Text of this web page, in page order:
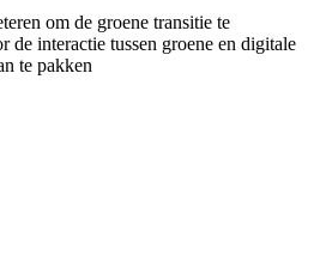
om de groene transitie te
de interactie tussen groene en digitale
te pakken